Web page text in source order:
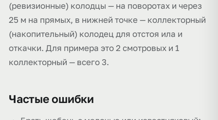
(ревизионные) колодцы — на поворотах и через
25 м на прямых, в нижней точке — коллекторный
(накопительный) колодец для отстоя ила и
откачки. Для примера это 2 смотровых и 1
коллекторный — всего 3.
Частые ошибки